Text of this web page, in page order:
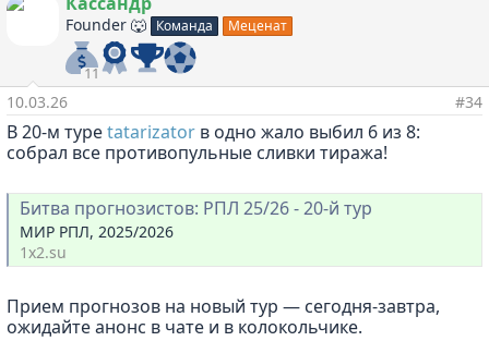
:
Founder 🐺 Команда Меценат
11
10.03.26 #34
В 20-м туреtatarizator в одно жало выбил 6 из 8:
собрал все противопульные сливки тиража!
Битва прогнозистов: РПЛ 25/26 - 20-й тур
МИР РПЛ, 2025/2026
1x2.su
Прием прогнозов на новый тур — сегодня-завтра,
ожидайте анонс в чате и в колокольчике.